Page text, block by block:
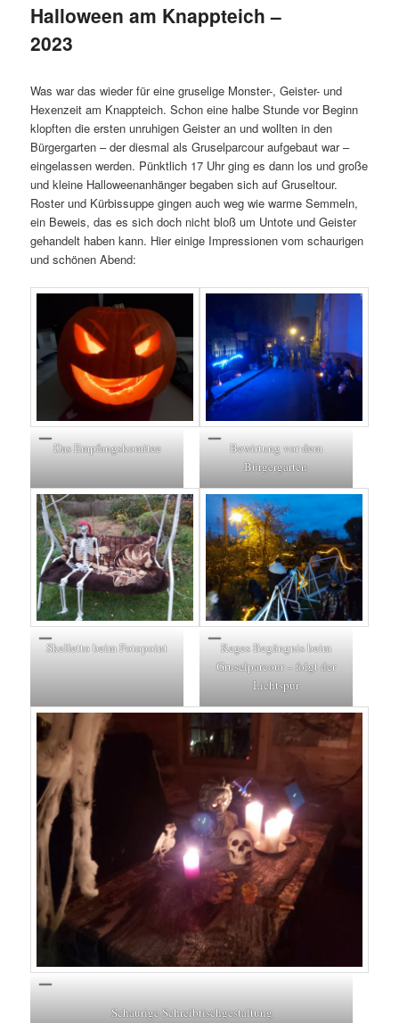
Halloween am Knappteich –
2023
Was war das wieder für eine gruselige Monster-, Geister- und
Hexenzeit am Knappteich. Schon eine halbe Stunde vor Beginn
klopften die ersten unruhigen Geister an und wollten in den
Bürgergarten – der diesmal als Gruselparcour aufgebaut war –
eingelassen werden. Pünktlich 17 Uhr ging es dann los und große
und kleine Halloweenanhänger begaben sich auf Gruseltour.
Roster und Kürbissuppe gingen auch weg wie warme Semmeln,
ein Beweis, das es sich doch nicht bloß um Untote und Geister
gehandelt haben kann. Hier einige Impressionen vom schaurigen
und schönen Abend:
Das Empfangskomitee
Bewirtung vor dem
Bürgergarten
Skelletto beim Fotopoint
Reges Begängnis beim
Gruselparcour – folgt der
Lichtspur
Schaurige Schreibtischgestaltung